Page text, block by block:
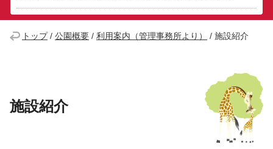
トップ/ 公園概要 / 利用案内（管理事務所より） / 施設紹介
施設紹介